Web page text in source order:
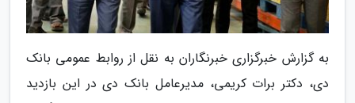
به گزارش خبرگزاری خبرنگاران به نقل از روابط عمومی بانک
دی، دکتر برات کریمی، مدیرعامل بانک دی در این بازدید